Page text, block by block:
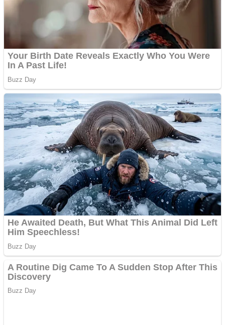
Curatare canapele
Bucuresti. Curatare
profesionala
Website de tip Adsense cu
domeniu adzeige.ro